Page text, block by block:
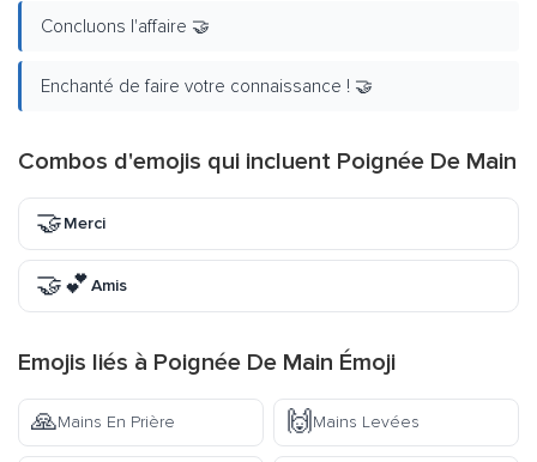
Concluons l'affaire 🤝
Enchanté de faire votre connaissance ! 🤝
Combos d'emojis qui incluent Poignée De Main
🤝Merci
🤝💕Amis
Emojis liés à Poignée De Main Émoji
🙏Mains En Prière 🙌 Mains Levées